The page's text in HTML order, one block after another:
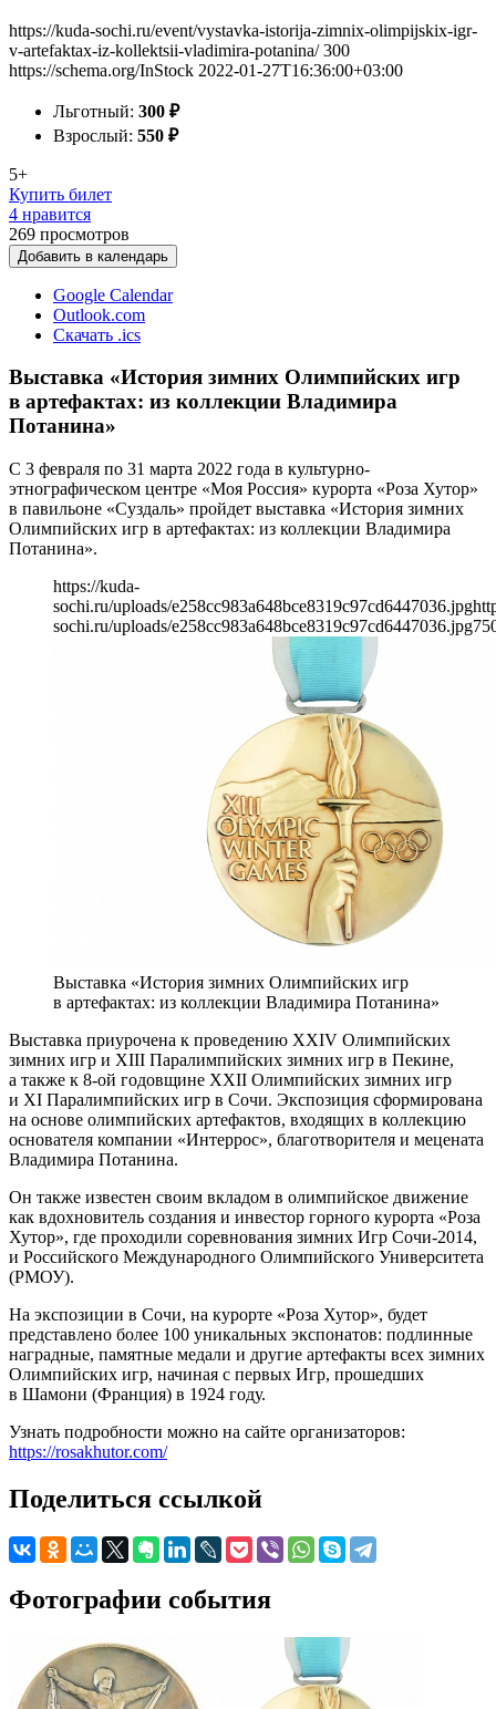
https://kuda-sochi.ru/event/vystavka-istorija-zimnix-olimpijskix-igr-
v-artefaktax-iz-kollektsii-vladimira-potanina/ 300
https://schema.org/InStock 2022-01-27T16:36:00+03:00
Льготный: 300 ₽
Взрослый: 550 ₽
5+
Купить билет
4 нравится
269 просмотров
Добавить в календарь
Google Calendar
Outlook.com
Скачать .ics
Выставка «История зимних Олимпийских игр
в артефактах: из коллекции Владимира
Потанина»
С 3 февраля по 31 марта 2022 года в культурно-
этнографическом центре «Моя Россия» курорта «Роза Хутор»
в павильоне «Суздаль» пройдет выставка «История зимних
Олимпийских игр в артефактах: из коллекции Владимира
Потанина».
https://kuda-
sochi.ru/uploads/e258cc983a648bce8319c97cd6447036.jpg
sochi.ru/uploads/e258cc983a648bce8319c97cd6447036.jpg
Выставка «История зимних Олимпийских игр
в артефактах: из коллекции Владимира Потанина»
Выставка приурочена к проведению XXIV Олимпийских
зимних игр и XIII Паралимпийских зимних игр в Пекине,
а также к 8-ой годовщине XXII Олимпийских зимних игр
и XI Паралимпийских игр в Сочи. Экспозиция сформирована
на основе олимпийских артефактов, входящих в коллекцию
основателя компании «Интеррос», благотворителя и мецената
Владимира Потанина.
Он также известен своим вкладом в олимпийское движение
как вдохновитель создания и инвестор горного курорта «Роза
Хутор», где проходили соревнования зимних Игр Сочи-2014,
и Российского Международного Олимпийского Университета
(РМОУ).
На экспозиции в Сочи, на курорте «Роза Хутор», будет
представлено более 100 уникальных экспонатов: подлинные
наградные, памятные медали и другие артефакты всех зимних
Олимпийских игр, начиная с первых Игр, прошедших
в Шамони (Франция) в 1924 году.
Узнать подробности можно на сайте организаторов:
https://rosakhutor.com/
Поделиться ссылкой
Фотографии события